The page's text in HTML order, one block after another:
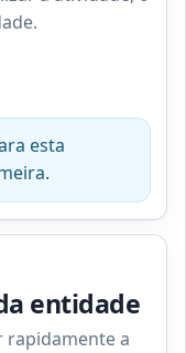
esta
entidade
rapidamente a